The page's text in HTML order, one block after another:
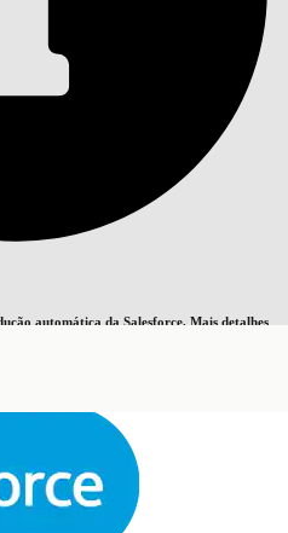
automática da Salesforce. Mais detalhes
Pesquisar